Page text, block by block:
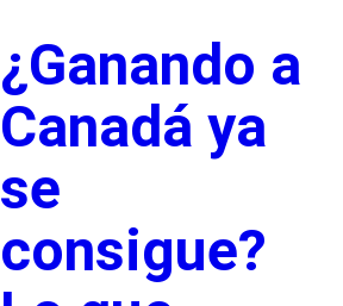
¿Ganando a
Canadá ya
se
consigue?